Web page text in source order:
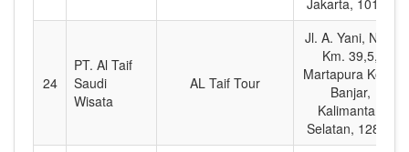
Jakarta, 10150
24
PT. Al Taif
Saudi
Wisata
AL Taif Tour
Jl. A. Yani, No.2
Km. 39,5,
Martapura Kota,
Banjar,
Kalimantan
Selatan, 12860